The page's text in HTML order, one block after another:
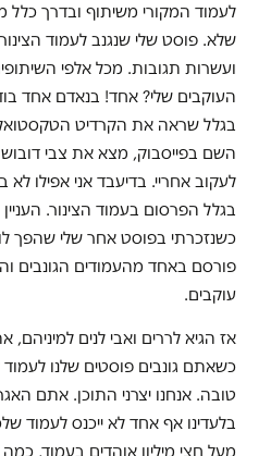
לעמוד המקורי משיתוף ובדרך כלל
שלא. פוסט שלי שנגנב לעמוד הצינור
ועשרות תגובות. מכל אלפי
העוקבים שלי? אחד! בנאדם אחד
בגלל שראה את הקרדיט
השם בפייסבוק, מצא את צבי
לעקוב אחריי. בדיעבד אני אפילו
בגלל הפרסום בעמוד הצינור.
כשנזכרתי בפוסט אחר שלי שהפך
פורסם באחד מהעמודים הגונבים
עוקבים.
אז הגיא לררים ואבי לנים למיניהם,
כשאתם גונבים פוסטים שלנו
טובה. אנחנו יצרני התוכן. אתם
בלעדינו אף אחד לא ייכנס לעמוד
מעל חצי מיליון אוהדים בעמוד,